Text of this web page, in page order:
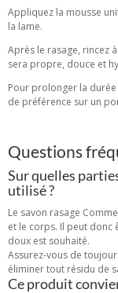
Appliquez la mousse
la lame.
Après le rasage, rincez
sera propre, douce et
Pour prolonger la
de préférence sur un
Questions
Sur quelles
utilisé ?
Le savon rasage
et le corps. Il peut donc
doux est souhaité.
Assurez-vous de
éliminer tout résidu de
Ce produit